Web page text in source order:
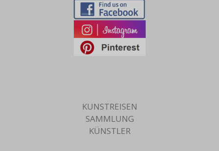
KUNSTREISEN
SAMMLUNG
KÜNSTLER